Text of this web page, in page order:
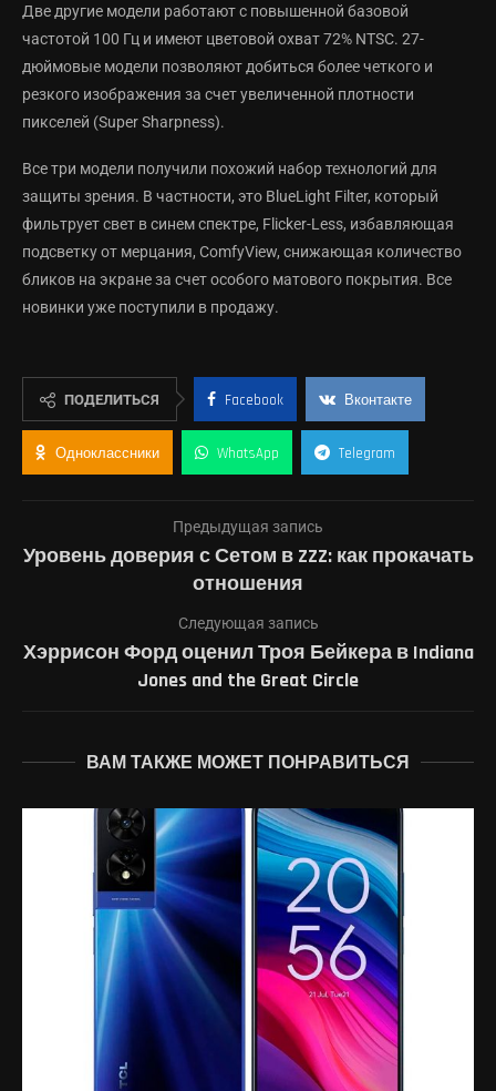
Две другие модели работают с повышенной базовой
частотой 100 Гц и имеют цветовой охват 72% NTSC. 27-
дюймовые модели позволяют добиться более четкого и
резкого изображения за счет увеличенной плотности
пикселей (Super Sharpness).
Все три модели получили похожий набор технологий для
защиты зрения. В частности, это BlueLight Filter, который
фильтрует свет в синем спектре, Flicker-Less, избавляющая
подсветку от мерцания, ComfyView, снижающая количество
бликов на экране за счет особого матового покрытия. Все
новинки уже поступили в продажу.
ПОДЕЛИТЬСЯ Facebook Вконтакте
Одноклассники WhatsApp Telegram
Предыдущая запись
Уровень доверия с Сетом в ZZZ: как прокачать
отношения
Следующая запись
Хэррисон Форд оценил Троя Бейкера в Indiana
Jones and the Great Circle
ВАМ ТАКЖЕ МОЖЕТ ПОНРАВИТЬСЯ